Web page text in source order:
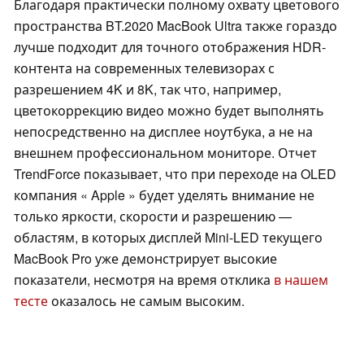
Благодаря практически полному охвату цветового
пространства BT.2020 MacBook Ultra также гораздо
лучше подходит для точного отображения HDR-
контента на современных телевизорах с
разрешением 4K и 8K, так что, например,
цветокоррекцию видео можно будет выполнять
непосредственно на дисплее ноутбука, а не на
внешнем профессиональном мониторе. Отчет
TrendForce показывает, что при переходе на OLED
компания « Apple » будет уделять внимание не
только яркости, скорости и разрешению —
областям, в которых дисплей Mini-LED текущего
MacBook Pro уже демонстрирует высокие
показатели, несмотря на время отклика в нашем
тестеоказалось не самым высоким.